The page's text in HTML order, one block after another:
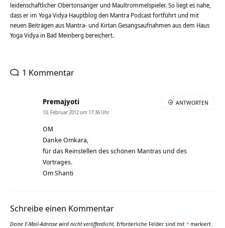
leidenschaftlicher Obertonsänger und Maultrommelspieler. So liegt es nahe,
dass er im Yoga Vidya Hauptblog den Mantra Podcast fortführt und mit
neuen Beiträgen aus Mantra- und Kirtan Gesangsaufnahmen aus dem Haus
Yoga Vidya in Bad Meinberg bereichert.
1 Kommentar
Premajyoti
10. Februar 2012 um 17:36 Uhr
OM
Danke Omkara,
für das Reinstellen des schönen Mantras und des
Vortrages.
Om Shanti
ANTWORTEN
Schreibe einen Kommentar
Deine E-Mail-Adresse wird nicht veröffentlicht. Erforderliche Felder sind mit * markiert.